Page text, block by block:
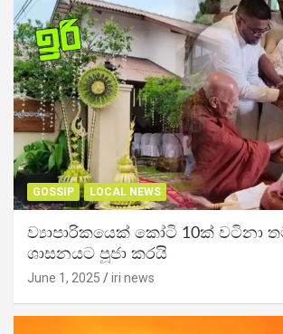
GOSSIP LOCAL NEWS
ව්‍යාපාරිකයෙක් කෝටි 10ක් වටිනා
ශාසනයට පූජා කරයි
June 1, 2025 iri news